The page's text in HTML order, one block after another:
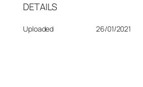
DETAILS
Uploaded 26/01/2021